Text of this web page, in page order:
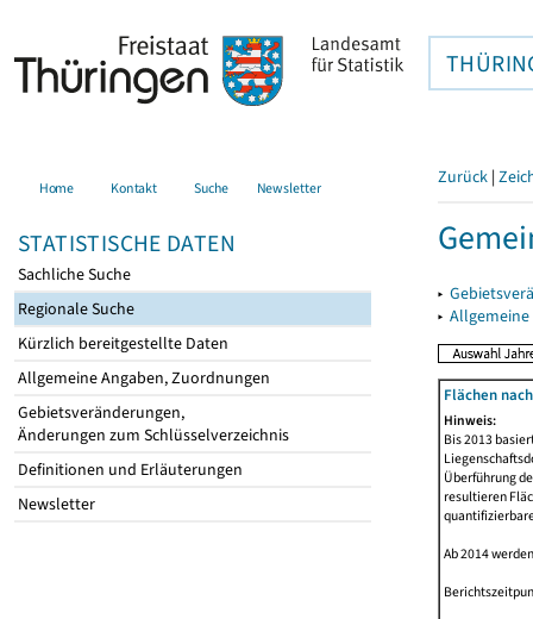
Home Kontakt Suche Newsletter
STATISTISCHE DATEN
Sachliche Suche
Regionale Suche
Kürzlich bereitgestellte Daten
Allgemeine Angaben, Zuordnungen
Gebietsveränderungen,
Änderungen zum Schlüsselverzeichnis
Definitionen und Erläuterungen
Newsletter
Zurück |
▸
▸
Flächen
Hinweis:
Bis 2013
Überführung
resultieren
Ab 2014